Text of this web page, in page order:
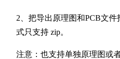
2、把导出原理图和PCB文
式只支持 zip。
注意：也支持单独原理图或